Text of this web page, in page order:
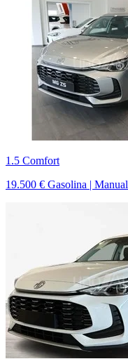
1.5 Comfort
19.500 € Gasolina | Manual